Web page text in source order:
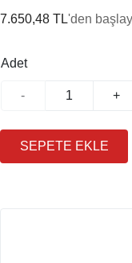
7.650,48 TL'den
Adet
- +